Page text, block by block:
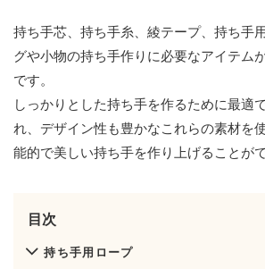
持ち手芯、持ち手糸、綾テープ、持ち手
グや小物の持ち手作りに必要なアイテム
です。
しっかりとした持ち手を作るために最適
れ、デザイン性も豊かなこれらの素材を
能的で美しい持ち手を作り上げることがで
目次
持ち手用ロープ